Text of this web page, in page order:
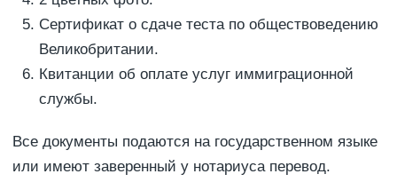
Сертификат о сдаче теста по обществоведению
Великобритании.
Квитанции об оплате услуг иммиграционной
службы.
Все документы подаются на государственном языке
или имеют заверенный у нотариуса перевод.